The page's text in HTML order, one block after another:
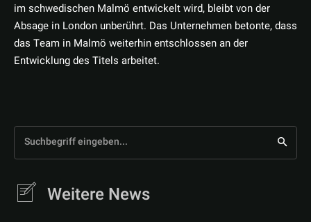
im schwedischen Malmö entwickelt wird, bleibt von der
Absage in London unberührt. Das Unternehmen betonte, dass
das Team in Malmö weiterhin entschlossen an der
Entwicklung des Titels arbeitet.
Suchbegriff eingeben...
Weitere News